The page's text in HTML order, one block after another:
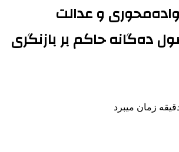
و عدالت
ده‌گانه حاکم بر بازنگری